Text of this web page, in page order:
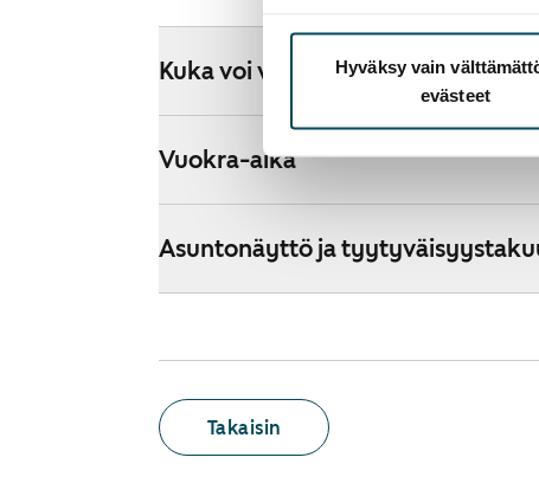
Hyväksy vain
evästeet
Kuka voi vuokrata kodin
Vuokra-aika
Asuntonäyttö ja
Takaisin